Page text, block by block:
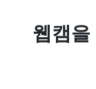
웹캠을